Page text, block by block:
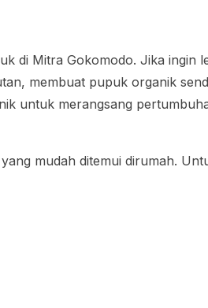
di Mitra Gokomodo. Jika ingin
membuat pupuk organik
untuk merangsang
mudah ditemui dirumah.